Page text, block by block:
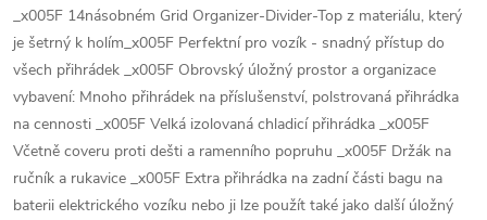
_x005F 14násobném Grid Organizer-Divider-Top z materiálu, který
je šetrný k holím_x005F Perfektní pro vozík - snadný přístup do
všech přihrádek _x005F Obrovský úložný prostor a organizace
vybavení: Mnoho přihrádek na příslušenství, polstrovaná přihrádka
na cennosti _x005F Velká izolovaná chladicí přihrádka _x005F
Včetně coveru proti dešti a ramenního popruhu _x005F Držák na
ručník a rukavice _x005F Extra přihrádka na zadní části bagu na
baterii elektrického vozíku nebo ji lze použít také jako další úložný